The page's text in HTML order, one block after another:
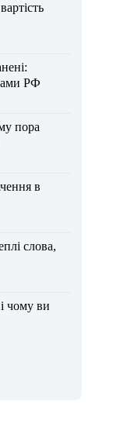
РФ
пора
в
слова,
чому ви